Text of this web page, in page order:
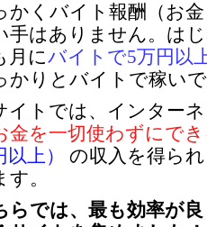
かくバイト報酬（お
手はありません。は
月にバイトで5万円以
かりとバイトで稼い
イトでは、インター
金を一切使わずにで
以上）
の収入を得ら
す。
らでは、最も効率が